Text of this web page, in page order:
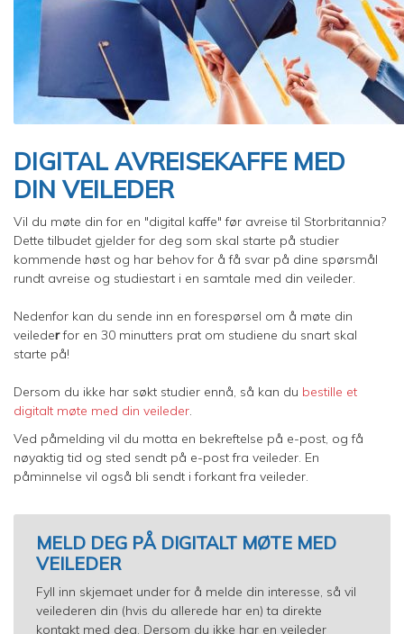
DIGITAL AVREISEKAFFE MED
DIN VEILEDER
Vil du møte din for en "digital kaffe" før avreise til Storbritannia?
Dette tilbudet gjelder for deg som skal starte på studier
kommende høst og har behov for å få svar på dine spørsmål
rundt avreise og studiestart i en samtale med din veileder.
Nedenfor kan du sende inn en forespørsel om å møte din
veilederfor en 30 minutters prat om studiene du snart skal
starte på!
Dersom du ikke har søkt studier ennå, så kan du bestille et
digitalt møte med din veileder.
Ved påmelding vil du motta en bekreftelse på e-post, og få
nøyaktig tid og sted sendt på e-post fra veileder. En
påminnelse vil også bli sendt i forkant fra veileder.
MELD DEG PÅ DIGITALT MØTE MED
VEILEDER
Fyll inn skjemaet under for å melde din interesse, så vil
veilederen din (hvis du allerede har en) ta direkte
kontakt med deg. Dersom du ikke har en veileder